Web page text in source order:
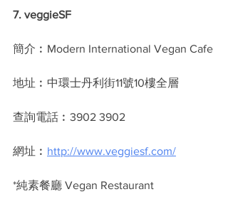
7. veggieSF
簡介︰Modern International Vegan Cafe
地址︰中環士丹利街11號10樓全層
查詢電話︰3902 3902
網址︰ http://www.veggiesf.com/
*純素餐廳 Vegan Restaurant